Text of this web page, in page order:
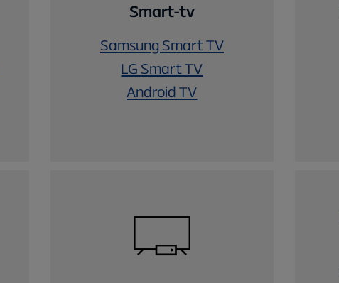
Smart-tv
Samsung Smart TV
LG Smart TV
Android TV